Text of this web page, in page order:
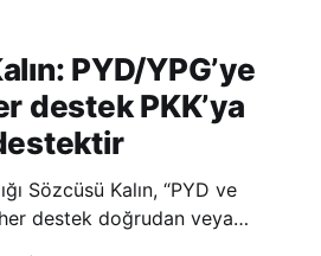
PYD/YPG’ye
destek PKK’ya
Sözcüsü Kalın, “PYD ve
destek doğrudan veya